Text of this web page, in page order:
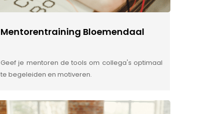
Mentorentraining Bloemendaal
Geef je mentoren de tools om collega's optimaal
te begeleiden en motiveren.